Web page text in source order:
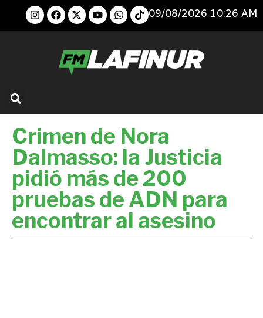
09/08/2026 10:26 AM
Crimen de Nora
Dalmasso: la Justicia
pidió más de 200
pruebas de ADN para
encontrar al asesino